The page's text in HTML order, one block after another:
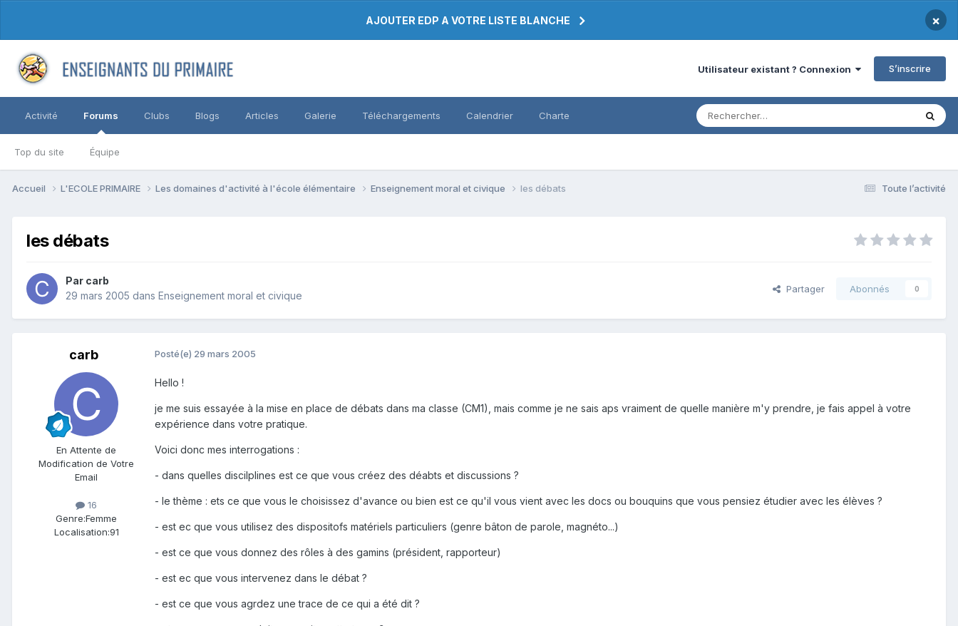
AJOUTER EDP A VOTRE LISTE BLANCHE ×
Utilisateur existant ? Connexion S’inscrire
Activité Forums
Top du site Équipe
Clubs Blogs Articles Galerie Téléchargements Calendrier Charte
Toute l’activité
Accueil L'ECOLE PRIMAIRE Les domaines d'activité à l'école élémentaire Enseignement moral et civique les débats
les débats
Par carb
29 mars 2005 dans Enseignement moral et civique
Partager Abonnés 0
carb
En Attente de
Modification de Votre
Email
16
Genre:Femme
Localisation:91
Posté(e) 29 mars 2005
Hello !
je me suis essayée à la mise en place de débats dans ma classe (CM1), mais comme je ne sais aps vraiment de quelle manière m'y prendre, je fais appel à votre
expérience dans votre pratique.
Voici donc mes interrogations :
- dans quelles discilplines est ce que vous créez des déabts et discussions ?
- le thème : ets ce que vous le choisissez d'avance ou bien est ce qu'il vous vient avec les docs ou bouquins que vous pensiez étudier avec les élèves ?
- est ec que vous utilisez des dispositofs matériels particuliers (genre bâton de parole, magnéto...)
- est ce que vous donnez des rôles à des gamins (président, rapporteur)
- est ec que vous intervenez dans le débat ?
- est ce que vous agrdez une trace de ce qui a été dit ?